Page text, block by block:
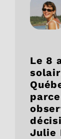
Le 8
Julie